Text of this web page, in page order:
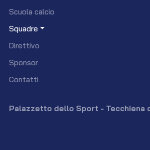
Scuola calcio
Squadre
Direttivo
Sponsor
Contatti
Palazzetto dello Sport - Tecchiena